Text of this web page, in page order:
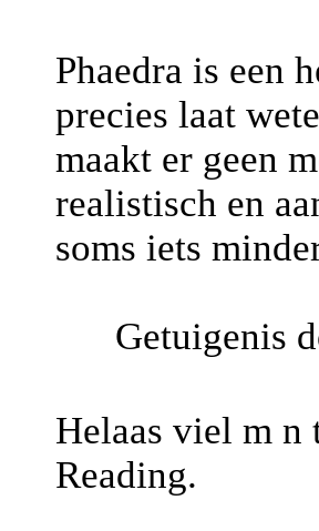
Phaedra is een
precies laat
maakt er geen
realistisch en
soms iets
Getuigenis
Helaas viel m
Reading.